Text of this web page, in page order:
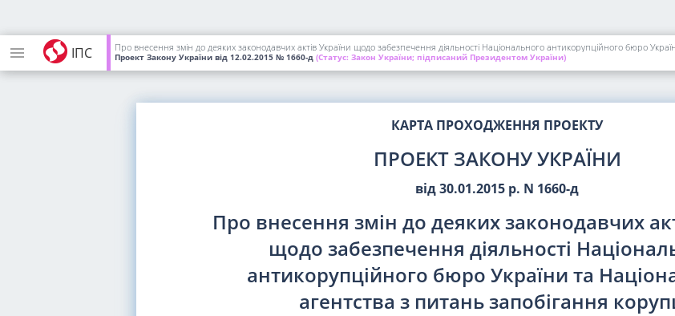
ІПС Про внесення змін до деяких законодавчих актів України щодо забезпечення діяльності Національного антикорупційного бюро
Проект Закону України від 12.02.2015 № 1660-д (Статус: Закон України; підписаний Президентом України)
КАРТА ПРОХОДЖЕННЯ ПРОЕКТУ
ПРОЕКТ ЗАКОНУ УКРАЇНИ
від 30.01.2015 р. N 1660-д
Про внесення змін до деяких законодавчих
щодо забезпечення діяльності
антикорупційного бюро України та
агентства з питань запобігання